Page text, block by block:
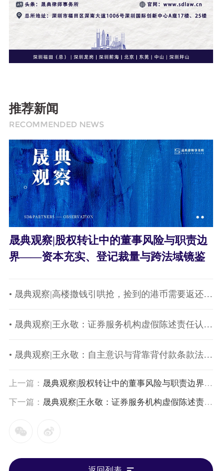
推荐新闻
RECOMMENDED NEWS
晟典观察|股权转让中的董事风险与职责边
界——资本充实、登记裁量与跨法域镜鉴
• 晟典观察|高楼撒钱引哄抢，捡到的港币需要返还吗？——兼论拾得遗失物的法律义务与风险
• 晟典观察|王永敬：证券服务机构虚假陈述责任认定规则与民法典侵权责任编的体系冲突
• 晟典观察|王永敬：自主意识与背靠背付款条款法理义蕴——以康德道德哲学观为切入
上一篇： 晟典观察|股权转让中的董事风险与职责边界——资本充实、登记裁量与跨法域镜鉴
下一篇： 晟典观察|王永敬：证券服务机构虚假陈述责任认定规则与民法典侵权责任编的体系冲突